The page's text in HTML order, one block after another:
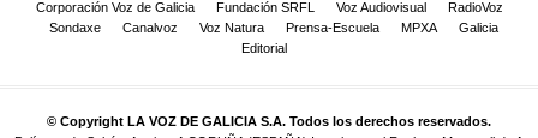
Corporación Voz de Galicia Fundación SRFL Voz Audiovisual
RadioVoz
Sondaxe
Canalvoz Voz Natura Prensa-Escuela MPXA
Galicia
Editorial
© Copyright LA VOZ DE GALICIA S.A. Todos los derechos reservados.